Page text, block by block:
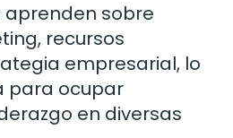
aprenden sobre
recursos
empresarial, lo
para ocupar
en diversas